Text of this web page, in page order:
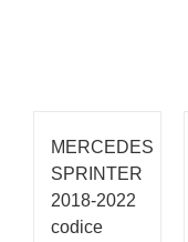
MERCEDES
SPRINTER
2018-2022
codice